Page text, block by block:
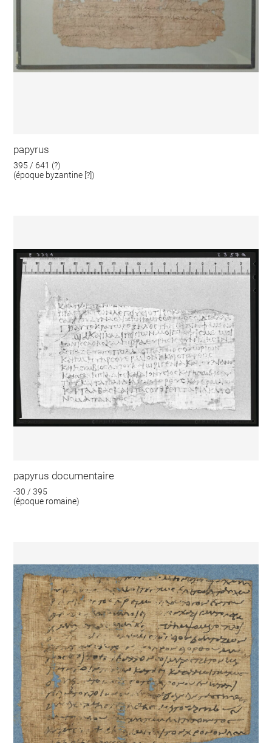
papyrus
395 / 641 (?)
(époque byzantine [?])
papyrus documentaire
-30 / 395
(époque romaine)